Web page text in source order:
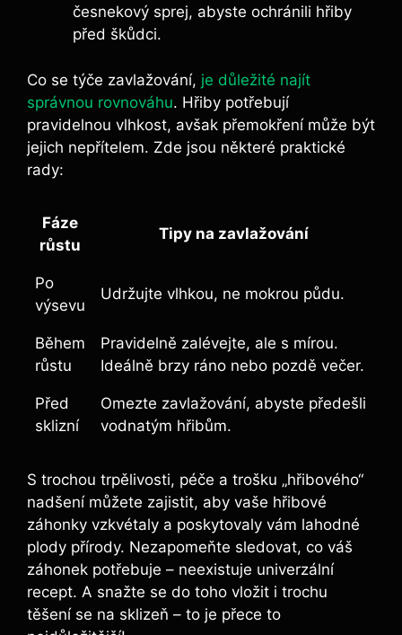
česnekový sprej, abyste ochránili hřiby
před škůdci.
Co se týče zavlažování, je důležité najít
správnou rovnováhu. Hřiby potřebují
pravidelnou vlhkost, avšak přemokření může být
jejich nepřítelem. Zde jsou některé praktické
rady:
Fáze
růstu
Tipy na zavlažování
Po
výsevu
Udržujte vlhkou, ne mokrou půdu.
Během
růstu
Pravidelně zalévejte, ale s mírou.
Ideálně brzy ráno nebo pozdě večer.
Před
sklizní
Omezte zavlažování, abyste předešli
vodnatým hřibům.
S trochou trpělivosti, péče a trošku „hřibového“
nadšení můžete zajistit, aby vaše hřibové
záhonky vzkvétaly a poskytovaly vám lahodné
plody přírody. Nezapomeňte sledovat, co váš
záhonek potřebuje – neexistuje univerzální
recept. A snažte se do toho vložit i trochu
těšení se na sklizeň – to je přece to